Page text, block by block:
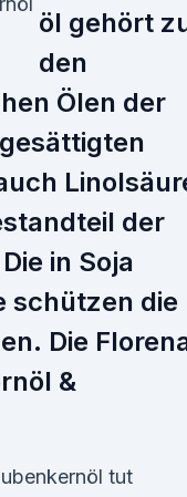
öl gehört
den
Ölen der
der
in Soja
schützen die
Die
&
tut